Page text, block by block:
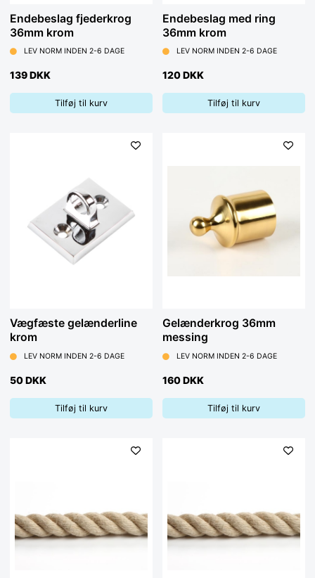
Endebeslag fjederkrog
36mm krom
LEV NORM INDEN 2-6 DAGE
139 DKK
Tilføj til kurv
Endebeslag med ring
36mm krom
LEV NORM INDEN 2-6 DAGE
120 DKK
Tilføj til kurv
Vægfæste gelænderline
krom
LEV NORM INDEN 2-6 DAGE
50 DKK
Tilføj til kurv
Gelænderkrog 36mm
messing
LEV NORM INDEN 2-6 DAGE
160 DKK
Tilføj til kurv